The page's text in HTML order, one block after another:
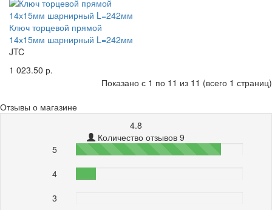
Ключ торцевой прямой
14х15мм шарнирный L=242мм
JTC
1 023.50 р.
Показано с 1 по 11 из 11 (всего 1 страниц)
Отзывы о магазине
4.8
Количество отзывов 9
5
87%
4
3